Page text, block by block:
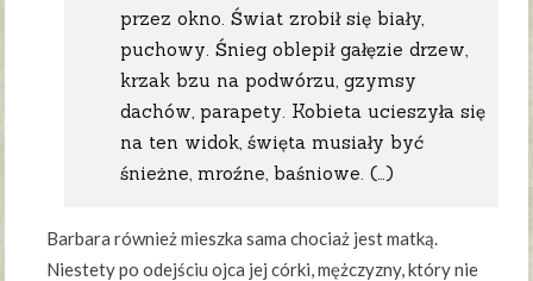
przez okno. Świat zrobił się biały,
puchowy. Śnieg oblepił gałęzie drzew,
krzak bzu na podwórzu, gzymsy
dachów, parapety. Kobieta ucieszyła się
na ten widok, święta musiały być
śnieżne, mroźne, baśniowe. (…)
Barbara również mieszka sama chociaż jest matką.
Niestety po odejściu ojca jej córki, mężczyzny, który nie